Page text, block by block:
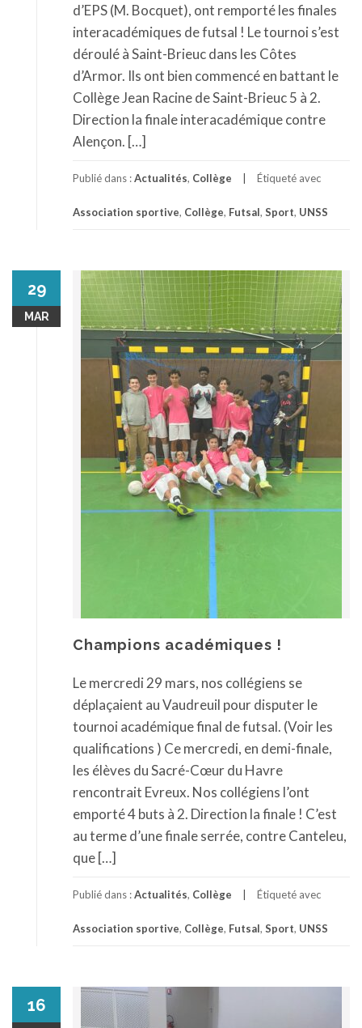
d’EPS (M. Bocquet), ont remporté les finales
interacadémiques de futsal ! Le tournoi s’est
déroulé à Saint-Brieuc dans les Côtes
d’Armor. Ils ont bien commencé en battant le
Collège Jean Racine de Saint-Brieuc 5 à 2.
Direction la finale interacadémique contre
Alençon. […]
Publié dans :Actualités, Collège Étiqueté avec
Association sportive, Collège, Futsal, Sport, UNSS
29
MAR
Champions académiques !
Le mercredi 29 mars, nos collégiens se
déplaçaient au Vaudreuil pour disputer le
tournoi académique final de futsal. (Voir les
qualifications ) Ce mercredi, en demi-finale,
les élèves du Sacré-Cœur du Havre
rencontrait Evreux. Nos collégiens l’ont
emporté 4 buts à 2. Direction la finale ! C’est
au terme d’une finale serrée, contre Canteleu,
que […]
Publié dans :Actualités, Collège Étiqueté avec
Association sportive, Collège, Futsal, Sport, UNSS
16